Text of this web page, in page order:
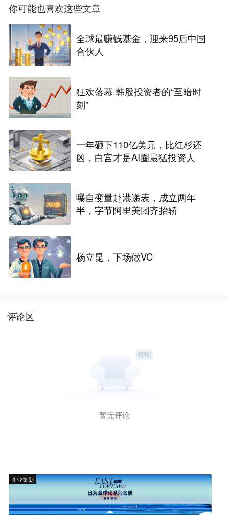
你可能也喜欢这些文章
全球最赚钱基金，迎来95后中国
合伙人
狂欢落幕 韩股投资者的“至暗时
刻”
一年砸下110亿美元，比红杉还
凶，白宫才是AI圈最猛投资人
曝自变量赴港递表，成立两年
半，字节阿里美团齐抬轿
杨立昆，下场做VC
评论区
暂无评论
商业策划